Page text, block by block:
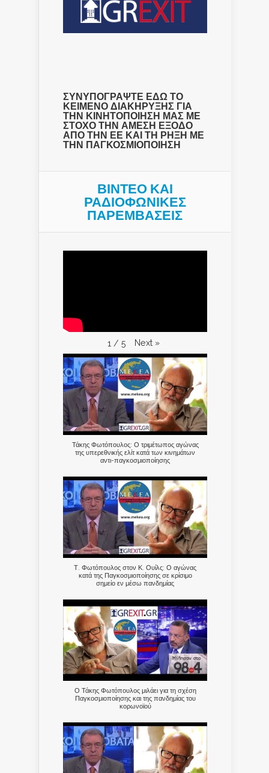
ΣΥΝΥΠΟΓΡΑΨΤΕ ΕΔΩ ΤΟ
ΚΕΙΜΕΝΟ ΔΙΑΚΗΡΥΞΗΣ ΓΙΑ
ΤΗΝ ΚΙΝΗΤΟΠΟΙΗΣΗ ΜΑΣ ΜΕ
ΣΤΟΧΟ ΤΗΝ ΑΜΕΣΗ ΕΞΟΔΟ
ΑΠΟ ΤΗΝ ΕΕ ΚΑΙ ΤΗ ΡΗΞΗ ΜΕ
ΤΗΝ ΠΑΓΚΟΣΜΙΟΠΟΙΗΣΗ
ΒΙΝΤΕΟ ΚΑΙ
ΡΑΔΙΟΦΩΝΙΚΕΣ
ΠΑΡΕΜΒΑΣΕΙΣ
1 / 5 Next »
Τάκης Φωτόπουλος: Ο τριμέτωπος αγώνας
της υπερεθνικής ελίτ κατά των κινημάτων
αντι-παγκοσμιοποίησης
Τ. Φωτόπουλος στον Κ. Ουίλς: Ο αγώνας
κατά της Παγκοσμιοποίησης σε κρίσιμο
σημείο εν μέσω πανδημίας
Ο Τάκης Φωτόπουλος μιλάει για τη σχέση
Παγκοσμιοποίησης και της πανδημίας του
κορωνοϊού